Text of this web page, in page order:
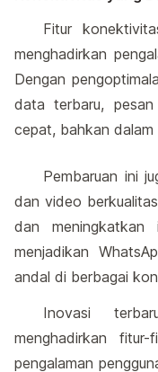
Fitur
menghadirkan
Dengan
data terbaru,
cepat, bahkan
Pembaruan ini
dan video
dan meningkatkan
menjadikan
andal di berbagai
Inovasi
menghadirkan
pengalaman